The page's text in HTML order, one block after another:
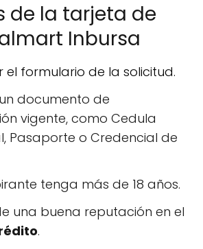
de la tarjeta de
Inbursa
formulario de la solicitud.
documento de
vigente, como Cedula
Pasaporte o Credencial de
tenga más de 18 años.
una buena reputación en el
.